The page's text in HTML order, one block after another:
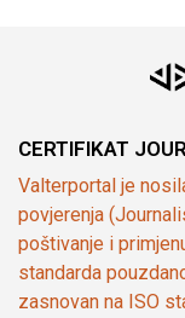
CERTIFIKAT
Valterportal je
povjerenja
poštivanje i
standarda
zasnovan na ISO